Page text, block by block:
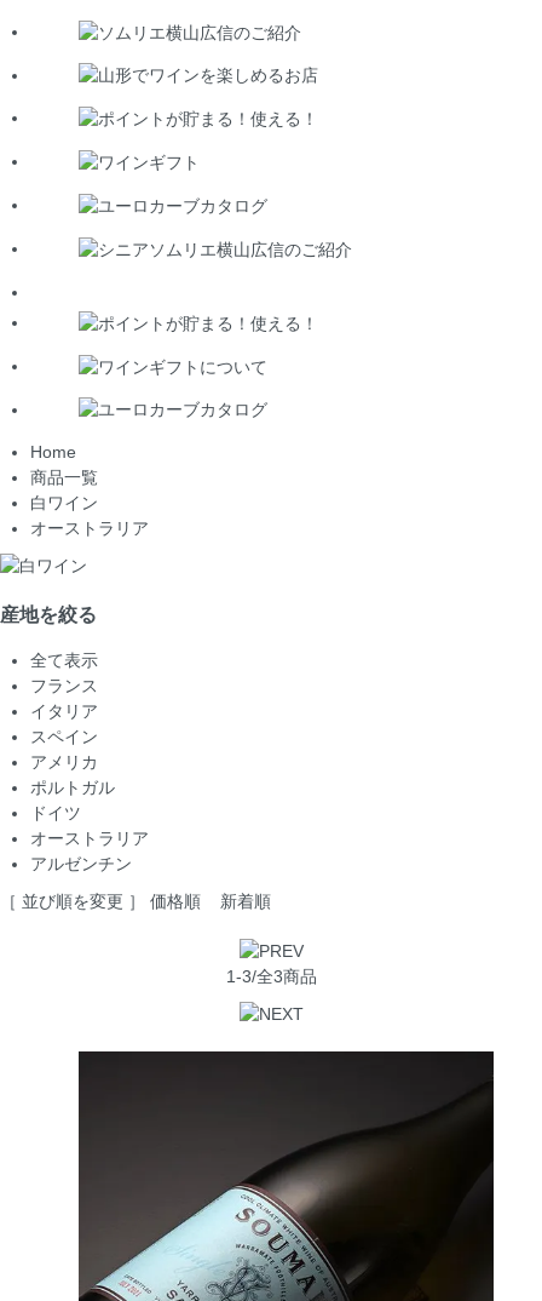
Home
商品一覧
白ワイン
オーストラリア
産地を絞る
全て表示
フランス
イタリア
スペイン
アメリカ
ポルトガル
ドイツ
オーストラリア
アルゼンチン
［ 並び順を変更 ］ 価格順 新着順
1-3/全3商品